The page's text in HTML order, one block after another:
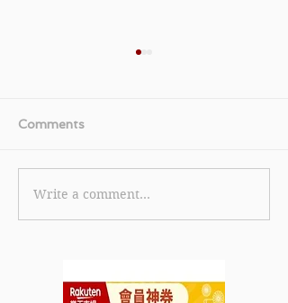
【美國運通白金卡優惠】
美國運通白金卡限時全新
贈 (優惠至2026年6月30
Comments
Write a comment...